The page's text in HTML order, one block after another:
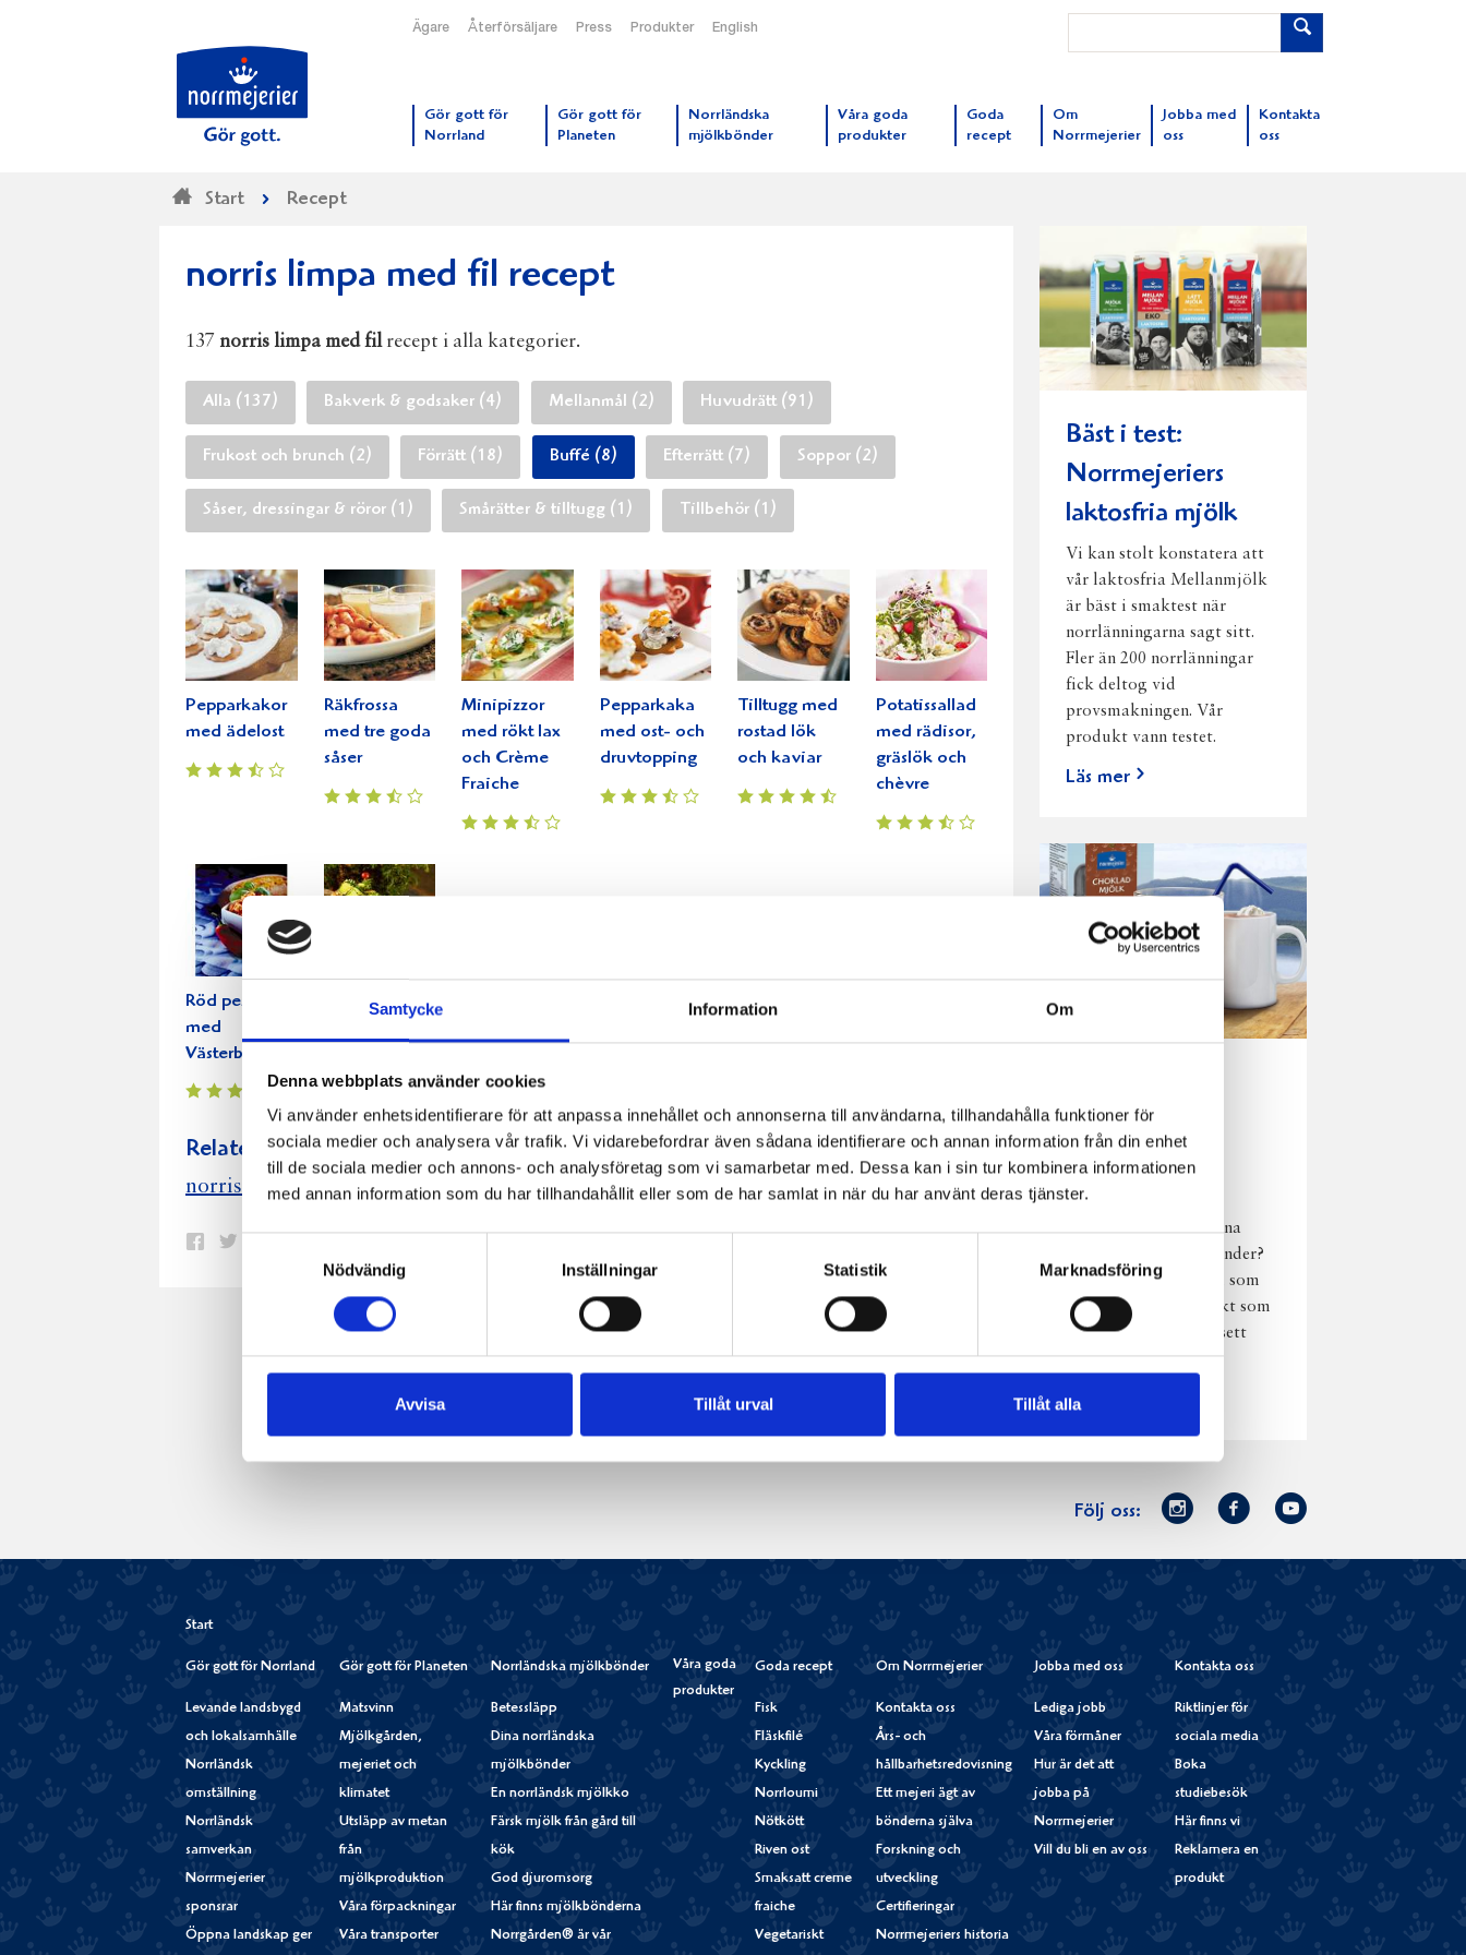
Samtycke Information Om
Denna webbplats använder cookies
Vi använder enhetsidentifierare för att anpassa innehållet och annonserna till användarna, tillhandahålla funktioner för
sociala medier och analysera vår trafik. Vi vidarebefordrar även sådana identifierare och annan information från din enhet
till de sociala medier och annons- och analysföretag som vi samarbetar med. Dessa kan i sin tur kombinera informationen
med annan information som du har tillhandahållit eller som de har samlat in när du har använt deras tjänster.
Nödvändig
Inställningar Statistik Marknadsföring
Avvisa Tillåt urval Tillåt alla
Ägare Återförsäljare Press Produkter English
Gör gott för
Norrland
Gör gott för
Planeten
Norrländska
mjölkbönder
Våra goda
produkter
Goda
recept
Om
Norrmejerier
Jobba med
oss
Kontakta
oss
Start Recept
norris limpa med fil recept
137 norris limpa med filrecept i alla kategorier.
Alla (137) Bakverk & godsaker (4) Mellanmål (2) Huvudrätt (91)
Frukost och brunch (2) Förrätt (18) Buffé (8) Efterrätt (7) Soppor (2)
Såser, dressingar & röror (1) Smårätter & tilltugg (1) Tillbehör (1)
Pepparkakor
med ädelost
Räkfrossa
med tre goda
såser
Minipizzor
med rökt lax
och Crème
Fraiche
Pepparkaka
med ost- och
druvtopping
Tilltugg med
rostad lök
och kaviar
Potatissallad
med rädisor,
gräslök och
chèvre
Röd pesto
med
Västerbottensost
Husets julpaté
Relaterade recept:
norris limpa norris limpa ris fil
Dela
Pinterest
via
post
ut
Bäst i test:
Norrmejeriers
laktosfria mjölk
Vi kan stolt konstatera att
vår laktosfria Mellanmjölk
är bäst i smaktest när
norrlänningarna sagt sitt.
Fler än 200 norrlänningar
fick deltog vid
provsmakningen. Vår
produkt vann testet.
Läs mer
njutning i alla
väder
Har du provat
chokladmjölk från dina
norrländska mjölkbönder?
Den är lika god varm som
kall och passar perfekt som
vardagsnjutning oavsett
väder, året om.
Läs mer
Följ oss:
Norrmejerier
Instagram
Facebook
Youtube
Start
Gör gott för Norrland
Levande landsbygd
och lokalsamhälle
Norrländsk
omställning
Norrländsk
samverkan
Norrmejerier
sponsrar
Öppna landskap ger
Gör gott för Planeten
Matsvinn
Mjölkgården,
mejeriet och
klimatet
Utsläpp av metan
från
mjölkproduktion
Våra förpackningar
Våra transporter
Norrländska mjölkbönder
Betessläpp
Dina norrländska
mjölkbönder
En norrländsk mjölkko
Färsk mjölk från gård till
kök
God djuromsorg
Här finns mjölkbönderna
Norrgården® är vår
Våra goda
produkter
Goda recept
Fisk
Fläskfilé
Kyckling
Norrloumi
Nötkött
Riven ost
Smaksatt creme
fraiche
Vegetariskt
Om Norrmejerier
Kontakta oss
Års- och
hållbarhetsredovisning
Ett mejeri ägt av
bönderna själva
Forskning och
utveckling
Certifieringar
Norrmejeriers historia
Jobba med oss
Lediga jobb
Våra förmåner
Hur är det att
jobba på
Norrmejerier
Vill du bli en av oss
Kontakta oss
Riktlinjer för
sociala media
Boka
studiebesök
Här finns vi
Reklamera en
produkt